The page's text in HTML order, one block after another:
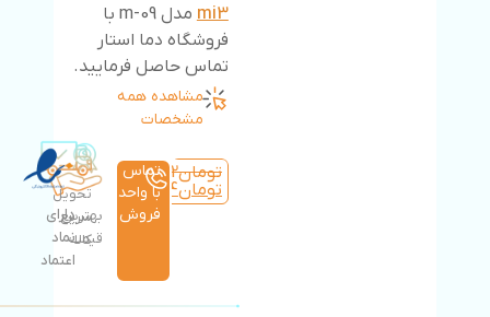
mi3
مدل m-09 با
فروشگاه دما استار
تماس حاصل فرمایید.
مشاهده همه
مشخصات
بهترین
قیمت
تحویل
سریع
کالا
دارای
نماد
اعتماد
تومان226,283,492
تومان171,975,454
تماس
با واحد
فروش